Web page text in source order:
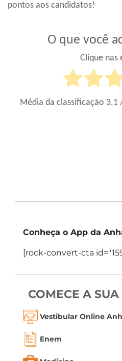
pontos aos candidatos!
O que você
Clique nas
Média da classificação 3.1
Conheça o App da
[rock-convert-cta
COMECE A
Vestibular Online
Enem